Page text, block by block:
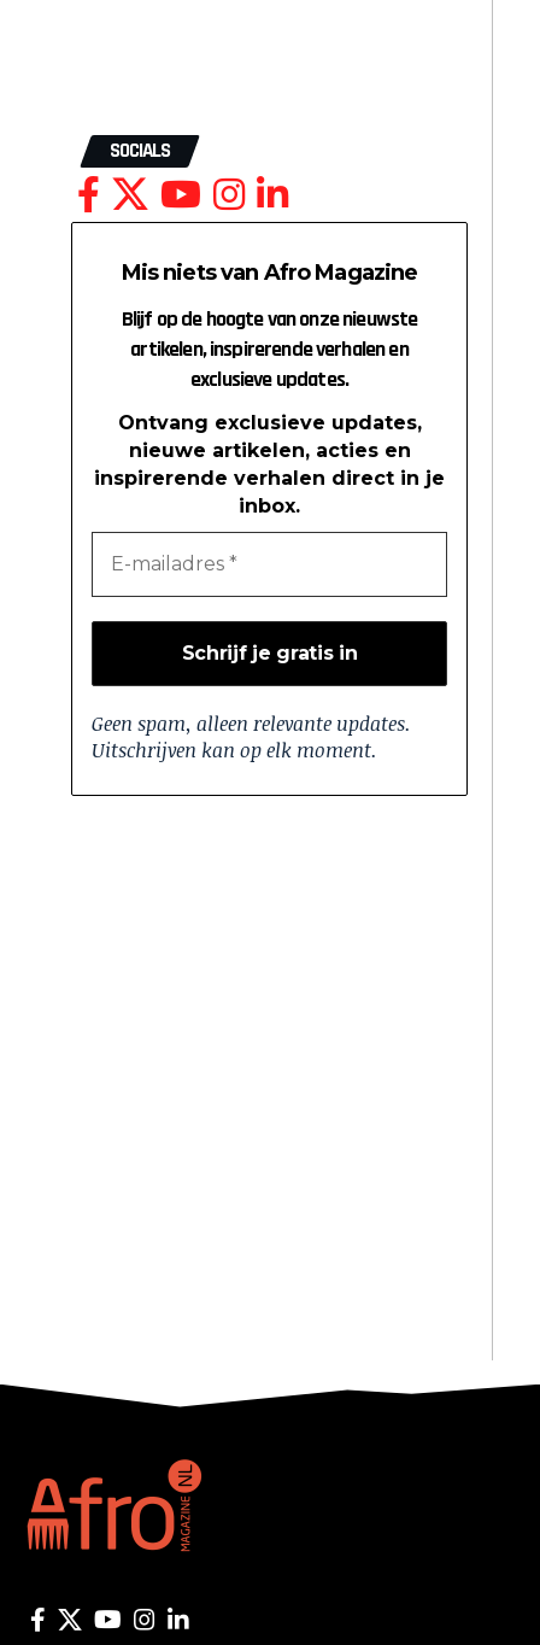
SOCIALS
Mis niets van Afro Magazine
Blijf op de hoogte van onze nieuwste
artikelen, inspirerende verhalen en
exclusieve updates.
Ontvang exclusieve updates,
nieuwe artikelen, acties en
inspirerende verhalen direct in je
inbox.
Geen spam, alleen relevante updates.
Uitschrijven kan op elk moment.